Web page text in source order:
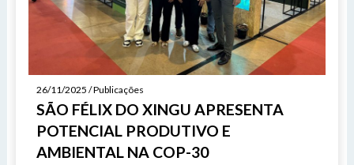
26/11/2025 / Publicações
SÃO FÉLIX DO XINGU APRESENTA
POTENCIAL PRODUTIVO E
AMBIENTAL NA COP-30